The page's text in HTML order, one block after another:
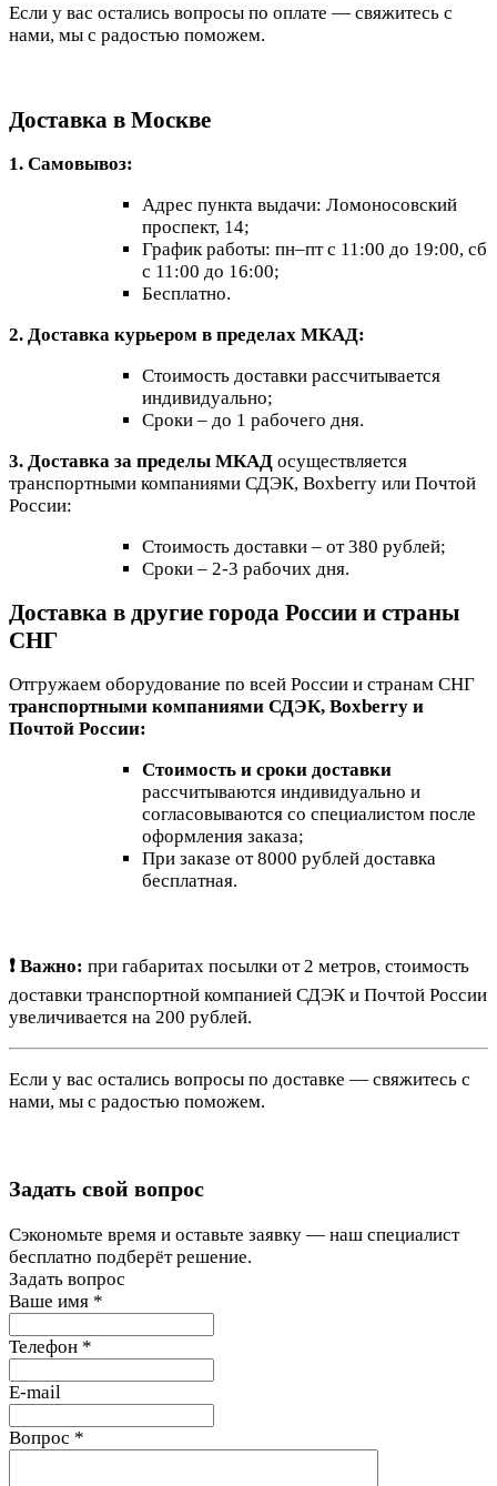
Если у вас остались вопросы по оплате — свяжитесь с
нами, мы с радостью поможем.
Доставка в Москве
1. Самовывоз:
Адрес пункта выдачи: Ломоносовский
проспект, 14;
График работы: пн–пт с 11:00 до 19:00, сб
с 11:00 до 16:00;
Бесплатно.
2. Доставка курьером в пределах МКАД:
Стоимость доставки рассчитывается
индивидуально;
Сроки – до 1 рабочего дня.
3. Доставка за пределы МКАД осуществляется
транспортными компаниями СДЭК, Boxberry или Почтой
России:
Стоимость доставки – от 380 рублей;
Сроки – 2-3 рабочих дня.
Доставка в другие города России и страны
СНГ
Отгружаем оборудование по всей России и странам СНГ
транспортными компаниями СДЭК, Boxberry и
Почтой России:
Стоимость и сроки доставки
рассчитываются индивидуально и
согласовываются со специалистом после
оформления заказа;
При заказе от 8000 рублей доставка
бесплатная.
❗ Важно: при габаритах посылки от 2 метров, стоимость
доставки транспортной компанией СДЭК и Почтой России
увеличивается на 200 рублей.
Если у вас остались вопросы по доставке — свяжитесь с
нами, мы с радостью поможем.
Задать свой вопрос
Сэкономьте время и оставьте заявку — наш специалист
бесплатно подберёт решение.
Задать вопрос
Ваше имя *
Телефон *
E-mail
Вопрос *